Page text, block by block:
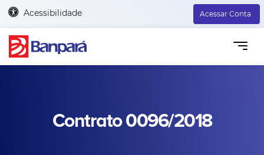
Acessibilidade Acessar Conta
Contrato 0096/2018